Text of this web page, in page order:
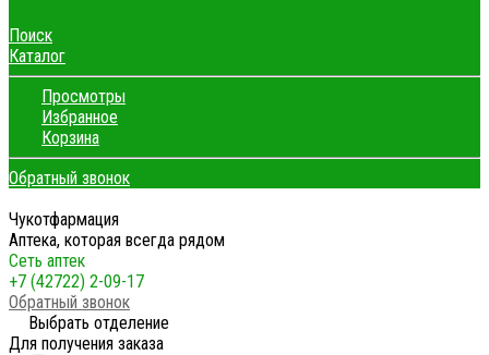
Поиск
Каталог
Просмотры
Избранное
Корзина
Обратный звонок
Чукотфармация
Аптека, которая всегда рядом
Сеть аптек
+7 (42722) 2-09-17
Обратный звонок
Выбрать отделение
Для получения заказа